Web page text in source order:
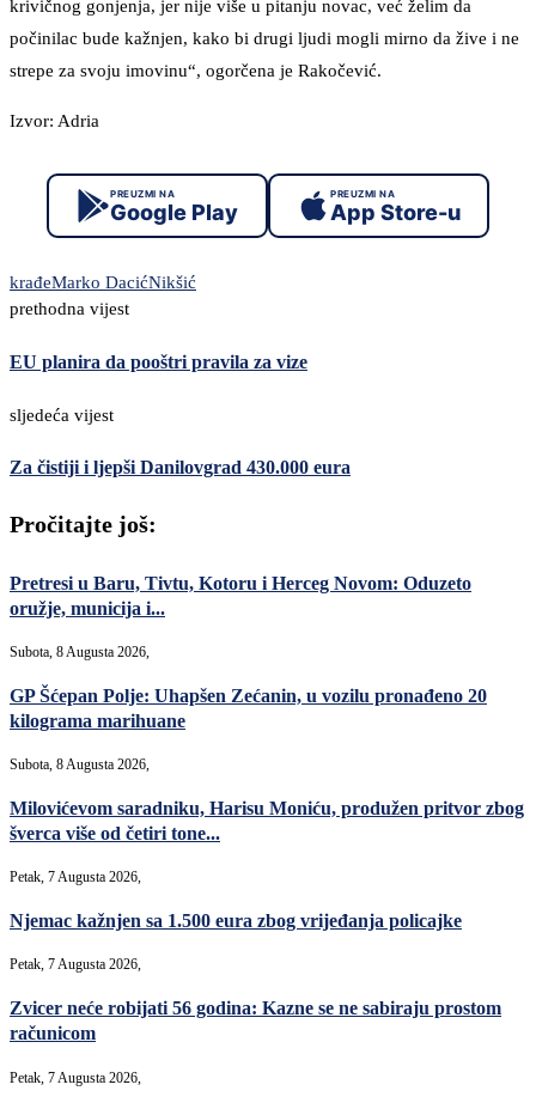
krivičnog gonjenja, jer nije više u pitanju novac, već želim da
počinilac bude kažnjen, kako bi drugi ljudi mogli mirno da žive i ne
strepe za svoju imovinu“, ogorčena je Rakočević.
Izvor: Adria
PREUZMI NA
Google Play
PREUZMI NA
App Store-u
krađeMarko DacićNikšić
prethodna vijest
EU planira da pooštri pravila za vize
sljedeća vijest
Za čistiji i ljepši Danilovgrad 430.000 eura
Pročitajte još:
Pretresi u Baru, Tivtu, Kotoru i Herceg Novom: Oduzeto
oružje, municija i...
Subota, 8 Augusta 2026,
GP Šćepan Polje: Uhapšen Zećanin, u vozilu pronađeno 20
kilograma marihuane
Subota, 8 Augusta 2026,
Milovićevom saradniku, Harisu Moniću, produžen pritvor zbog
šverca više od četiri tone...
Petak, 7 Augusta 2026,
Njemac kažnjen sa 1.500 eura zbog vrijeđanja policajke
Petak, 7 Augusta 2026,
Zvicer neće robijati 56 godina: Kazne se ne sabiraju prostom
računicom
Petak, 7 Augusta 2026,